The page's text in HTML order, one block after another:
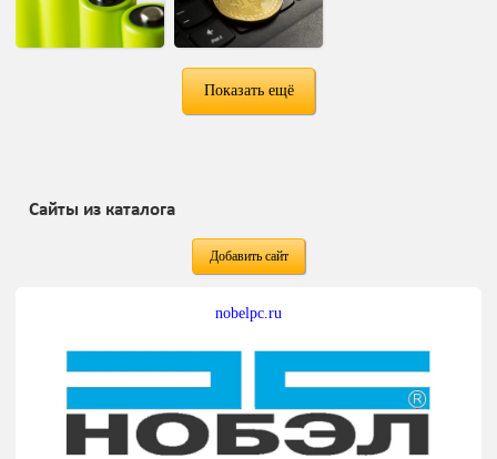
Показать ещё
Сайты из каталога
Добавить сайт
nobelpc.ru